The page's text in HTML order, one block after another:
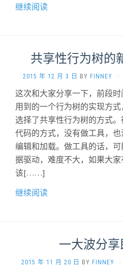
继续阅读
共享性行为树的
2015 年 12 月 3 日 BY FINNEY ·
这次和大家分享一下，前段时
用到的一个行为树的实现方
选择了共享性行为树的方式
代码的方式，没有做工具，
编辑和加载。做工具的话，
据驱动，难度不大，如果大
该[……]
继续阅读
一大波分
2015 年 11 月 20 日 BY FINNEY ·